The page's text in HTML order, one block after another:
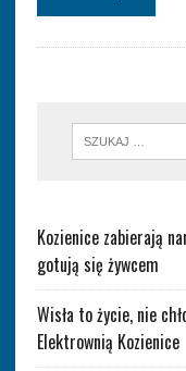
Kozienice zabierają
gotują się żywcem
Wisła to życie, nie
Elektrownią Kozienice